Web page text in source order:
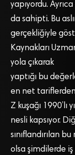
yapıyordu.
da sahipti. Bu
gerçekliğiyle
Kaynakları
yola çıkarak
yaptığı bu
en net
Z kuşağı 1990’lı
nesli kapsıyor.
sınıflandırılan
olsa şimdilerde